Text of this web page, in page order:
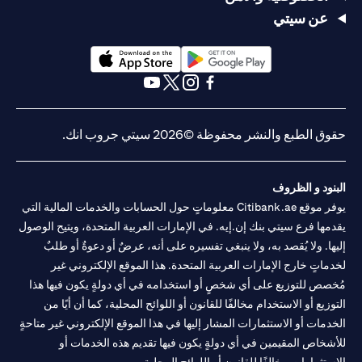
فرع سيتي بنك إن إيه - الإمارات العربية المتحدة مرخص من مصرف
سيتي بنك إن إيه الإمارات العربية المتحدة مرخص من هيئة الأوراق المالية
والسلع في الإمارات العربية المتحدة ("SCA") للقيام بالنشاط المالي لـ أ)
الاستشارات المالية والتعريف والترويج بموجب ترخيص رقم
20200000097 ب) وسيط تداول في الأسواق الدولية بموجب ترخيص
20200000240 د) الحفظ بموجب ترخيص رقم 602003. للحصول على
عن سيتي
opens in a new tab
opens in a new tab
حقوق الطبع والنشر محفوظة ©2026 سيتي جروب انك.
البنود و الظروف
يوفر موقع Citibank.ae معلوماتٍ حول الحسابات والخدمات المالية التي
يقدمها فرع سيتي بنك إن.إيه. في الإمارات العربية المتحدة، ويتيح الوصول
إليها. ولا يُقصد به، ولا ينبغي تفسيره على أنه، عرضٌ أو دعوةٌ أو طلبٌ
لخدماتٍ خارج الإمارات العربية المتحدة. هذا الموقع الإلكتروني غير
مُخصص للتوزيع على أي شخصٍ أو استخدامه في أي دولةٍ يكون فيها هذا
التوزيع أو الاستخدام مخالفًا للقانون أو اللوائح المحلية، كما أن أيًا من
الخدمات أو الاستثمارات المشار إليها في هذا الموقع الإلكتروني غير متاحةٍ
للأشخاص المقيمين في أي دولةٍ يكون فيها تقديم هذه الخدمات أو